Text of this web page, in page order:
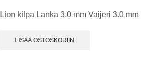
Lion kilpa Lanka 3.0 mm Vaijeri 3.0 mm
LISÄÄ OSTOSKORIIN